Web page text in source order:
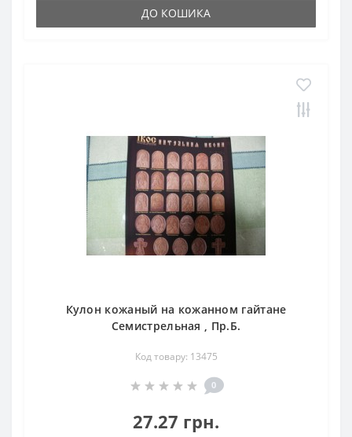
ДО КОШИКА
Кулон кожаный на кожанном гайтане
Семистрельная , Пр.Б.
Код товару: 13475
0
27.27 грн.